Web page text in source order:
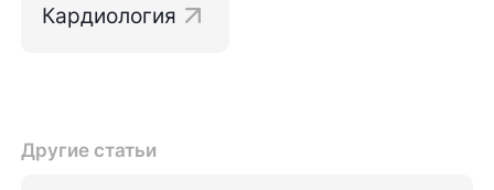
Кардиология
Другие статьи